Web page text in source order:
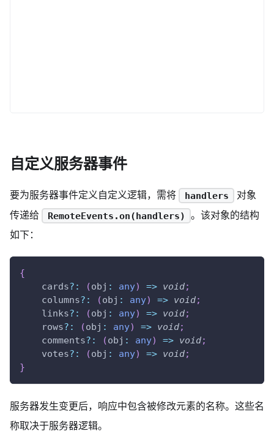
自定义服务器事件
要为服务器事件定义自定义逻辑，需将 handlers
对象
传递给
RemoteEvents.on(handlers)
。该对象的结构
如下：
{
    cards
? : (obj : any) => void;
    columns
? : (obj : any) => void;
    links
? : (obj : any) => void;
    rows
? : (obj : any) => void;
    comments
? : (obj : any) => void;
    votes
? : (obj : any) => void;
}
服务器发生变更后，响应中包含被修改元素的名称。这些名
称取决于服务器逻辑。